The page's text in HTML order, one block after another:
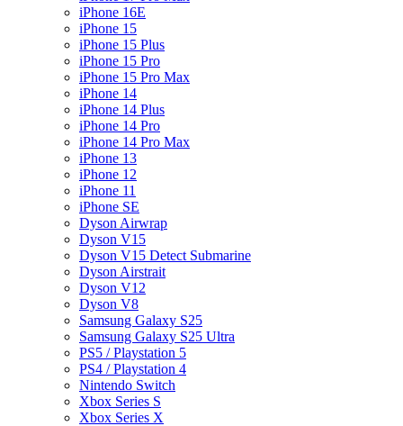
iPhone 16E
iPhone 15
iPhone 15 Plus
iPhone 15 Pro
iPhone 15 Pro Max
iPhone 14
iPhone 14 Plus
iPhone 14 Pro
iPhone 14 Pro Max
iPhone 13
iPhone 12
iPhone 11
iPhone SE
Dyson Airwrap
Dyson V15
Dyson V15 Detect Submarine
Dyson Airstrait
Dyson V12
Dyson V8
Samsung Galaxy S25
Samsung Galaxy S25 Ultra
PS5 / Playstation 5
PS4 / Playstation 4
Nintendo Switch
Xbox Series S
Xbox Series X